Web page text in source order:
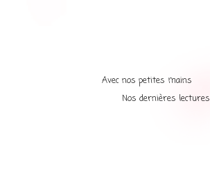
Avec nos petites mains
Nos dernières lectures